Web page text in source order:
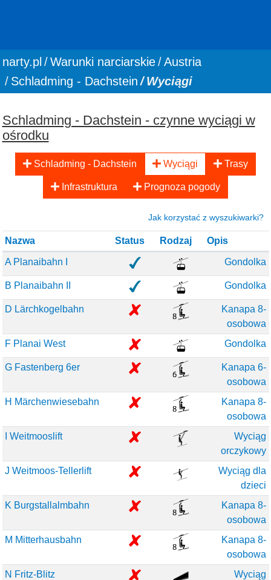
You are here:
narty.pl Warunki narciarskie
Austria
Schladming - Dachstein
Wyciągi
Schladming - Dachstein - czynne wyciągi w
ośrodku
Schladming - Dachstein Wyciągi Trasy
Infrastruktura Prognoza pogody
Jak korzystać z wyszukiwarki?
Nazwa Status Rodzaj Opis
A Planaibahn I Gondolka
B Planaibahn II Gondolka
D Lärchkogelbahn
Kanapa 8-
osobowa
F Planai West
Gondolka
G Fastenberg 6er
Kanapa 6-
osobowa
H Märchenwiesebahn
Kanapa 8-
osobowa
I Weitmooslift
Wyciąg
orczykowy
J Weitmoos-Tellerlift
Wyciąg dla
dzieci
K Burgstallalmbahn
Kanapa 8-
osobowa
M Mitterhausbahn
Kanapa 8-
osobowa
N Fritz-Blitz
Wyciąg